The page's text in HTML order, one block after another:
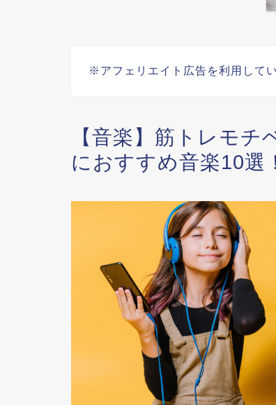
※アフェリエイト広告を利用して
【音楽】筋トレモ
におすすめ音楽10選